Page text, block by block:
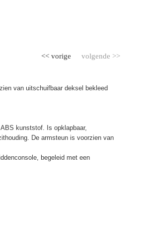
volgende >>
<< vorige
van uitschuifbaar deksel bekleed
kunststof. Is opklapbaar,
De armsteun is voorzien van
begeleid met een